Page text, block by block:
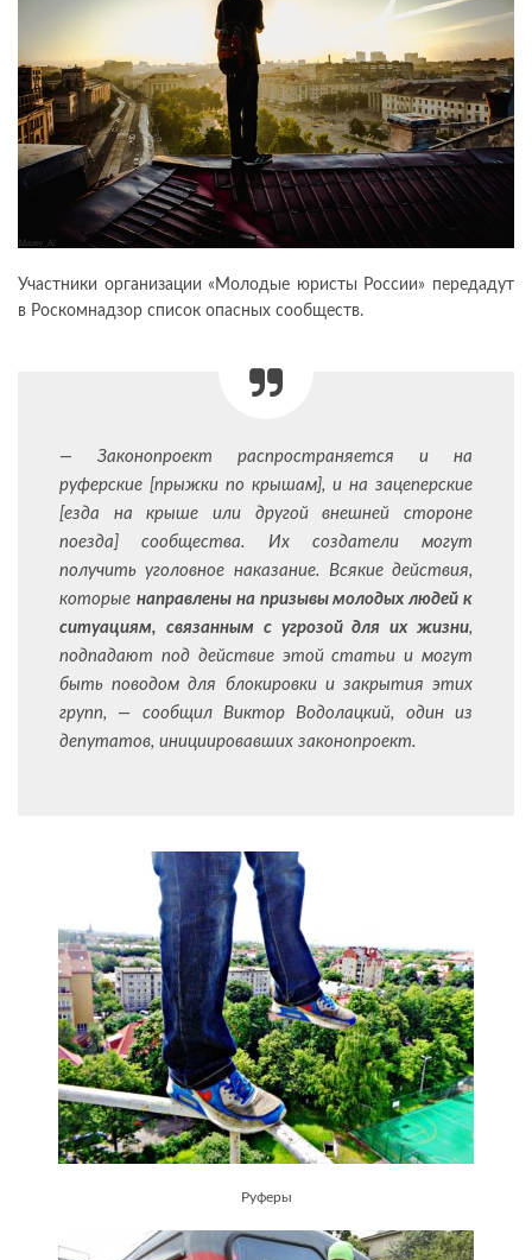
Участники организации «Молодые юристы России» передадут
в Роскомнадзор список опасных сообществ.
— Законопроект распространяется и на
руферские [прыжки по крышам], и на зацеперские
[езда на крыше или другой внешней стороне
поезда] сообщества. Их создатели могут
получить уголовное наказание. Всякие действия,
которые направлены на призывы молодых людей к
ситуациям, связанным с угрозой для их жизни,
подпадают под действие этой статьи и могут
быть поводом для блокировки и закрытия этих
групп, — сообщил Виктор Водолацкий, один из
депутатов, инициировавших законопроект.
Руферы